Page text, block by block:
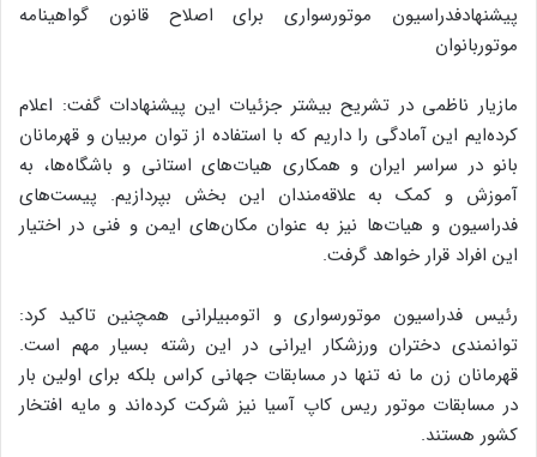
پیشنهادفدراسیون موتورسواری برای اصلاح قانون گواهینامه
موتوربانوان
مازیار ناظمی در تشریح بیشتر جزئیات این پیشنهادات گفت: اعلام
کرده‌ایم این آمادگی را داریم که با استفاده از توان مربیان و قهرمانان
بانو در سراسر ایران و همکاری هیات‌های استانی و باشگاه‌ها، به
آموزش و کمک به علاقه‌مندان این بخش بپردازیم. پیست‌های
فدراسیون و هیات‌ها نیز به عنوان مکان‌های ایمن و فنی در اختیار
این افراد قرار خواهد گرفت.
رئیس فدراسیون موتورسواری و اتومبیلرانی همچنین تاکید کرد:
توانمندی دختران ورزشکار ایرانی در این رشته بسیار مهم است.
قهرمانان زن ما نه تنها در مسابقات جهانی کراس بلکه برای اولین بار
در مسابقات موتور ریس کاپ آسیا نیز شرکت کرده‌اند و مایه افتخار
کشور هستند.